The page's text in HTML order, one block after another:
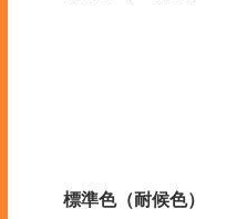
標準色（耐候色）